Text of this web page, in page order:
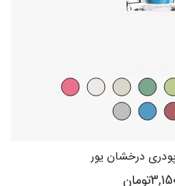
درخشان یور
تومان